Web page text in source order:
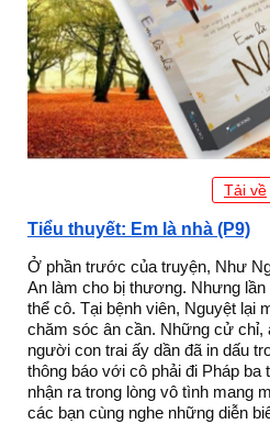
Tải về
Tiểu thuyết: Em là nhà (P9)
Ở phần trước của truyện, Như
An làm cho bị thương. Nhưng
thể cô. Tại bệnh viên, Nguyệt lại
chăm sóc ân cần. Những cử chỉ,
người con trai ấy dần đã in dấu
thông báo với cô phải đi Pháp ba
nhận ra trong lòng vô tình mang
các bạn cùng nghe những diễn